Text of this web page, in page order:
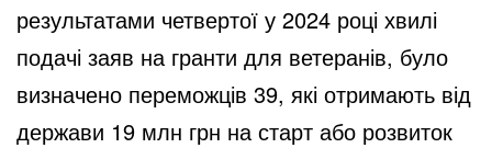
результатами четвертої у 2024 році хвилі
подачі заяв на гранти для ветеранів, було
визначено переможців 39, які отримають від
держави 19 млн грн на старт або розвиток